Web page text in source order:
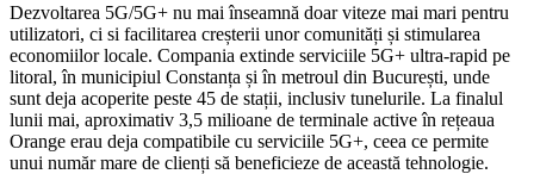
Dezvoltarea 5G/5G+ nu mai înseamnă doar viteze mai mari pentru
utilizatori, ci si facilitarea creșterii unor comunități și stimularea
economiilor locale. Compania extinde serviciile 5G+ ultra-rapid pe
litoral, în municipiul Constanța și în metroul din București, unde
sunt deja acoperite peste 45 de stații, inclusiv tunelurile. La finalul
lunii mai, aproximativ 3,5 milioane de terminale active în rețeaua
Orange erau deja compatibile cu serviciile 5G+, ceea ce permite
unui număr mare de clienți să beneficieze de această tehnologie.